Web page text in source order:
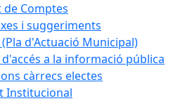
de Comptes
i suggeriments
(Pla d'Actuació Municipal)
a la informació pública
càrrecs electes
Institucional